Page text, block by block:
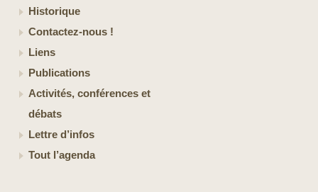
Historique
Contactez-nous !
Liens
Publications
Activités, conférences et
débats
Lettre d’infos
Tout l’agenda